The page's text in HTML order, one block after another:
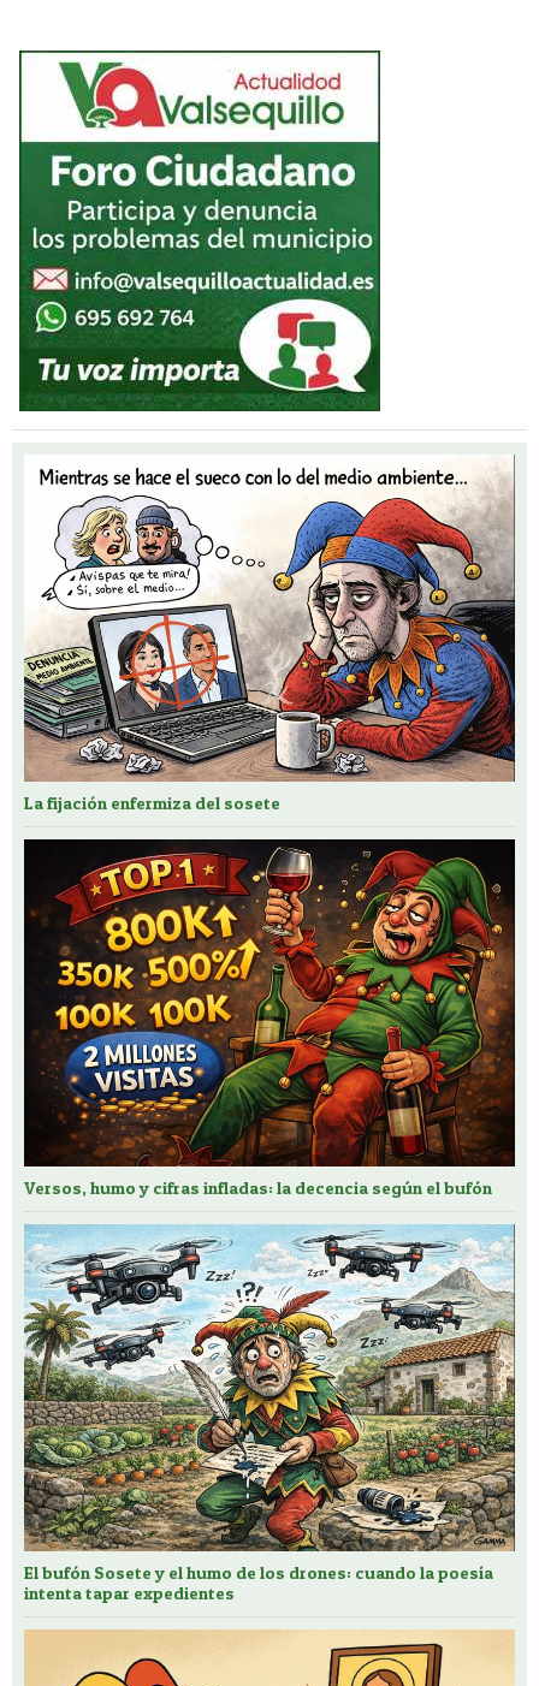
La fijación enfermiza del sosete
Versos, humo y cifras infladas: la decencia según el bufón
El bufón Sosete y el humo de los drones: cuando la poesía
intenta tapar expedientes